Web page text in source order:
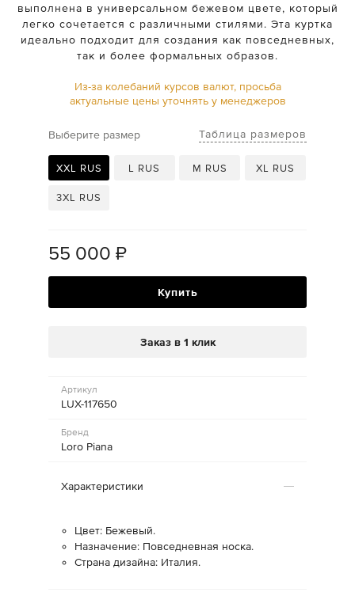
выполнена в универсальном бежевом цвете, который
легко сочетается с различными стилями. Эта куртка
идеально подходит для создания как повседневных,
так и более формальных образов.
Из-за колебаний курсов валют, просьба
актуальные цены уточнять у менеджеров
Выберите размер Таблица размеров
XXL RUS L RUS M RUS XL RUS
3XL RUS
55 000 ₽
Купить
Заказ в 1 клик
Артикул
LUX-117650
Бренд
Loro Piana
Характеристики
Цвет: Бежевый.
Назначение: Повседневная носка.
Страна дизайна: Италия.